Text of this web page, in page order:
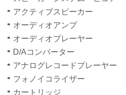
アクティブスピーカー
オーディオアンプ
オーディオプレーヤー
D/Aコンバーター
アナログレコードプレーヤー
フォノイコライザー
カートリッジ